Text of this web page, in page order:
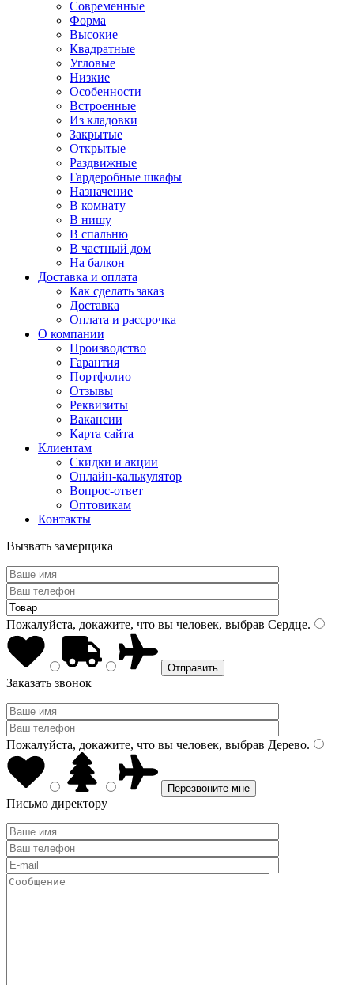
Современные
Форма
Высокие
Квадратные
Угловые
Низкие
Особенности
Встроенные
Из кладовки
Закрытые
Открытые
Раздвижные
Гардеробные шкафы
Назначение
В комнату
В нишу
В спальню
В частный дом
На балкон
Доставка и оплата
Как сделать заказ
Доставка
Оплата и рассрочка
О компании
Производство
Гарантия
Портфолио
Отзывы
Реквизиты
Вакансии
Карта сайта
Клиентам
Скидки и акции
Онлайн-калькулятор
Вопрос-ответ
Оптовикам
Контакты
Вызвать замерщика
Пожалуйста, докажите, что вы человек, выбрав Сердце.
Заказать звонок
Пожалуйста, докажите, что вы человек, выбрав Дерево.
Письмо директору